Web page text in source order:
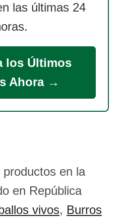
las últimas 24
los Últimos
Ahora →
en la
en República
vivos, Burros